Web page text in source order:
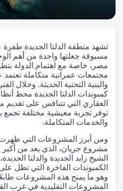
تشهد منطقة الدلتا الجديدة طفرة
مسبوقة جعلتها واحدة من أهم
مصر، خاصة مع اهتمام الدولة
مجتمعات عمرانية متكاملة
والبنية التحتية الحديثة. وخلال
كمبوندات الدلتا الجديدة محط
العقاري التي تتنافس على
توفر تجربة معيشية مختلفة تجمع
والخدمات المتكاملة.
ومن أبرز المشروعات التي
مشروع جريان، الذي يعد من
الشيخ زايد الجديدة والدلتا
الكمبوندات الفاخرة التي تطل على
وهو ما يمنح هذه المشروعات
المشروعات التقليدية في غرب